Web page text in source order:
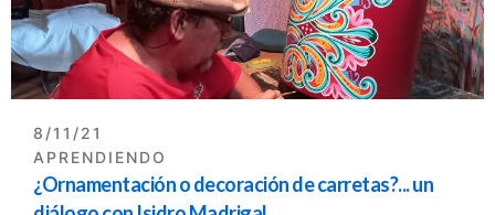
8/11/21
APRENDIENDO
¿Ornamentación o decoración de carretas?... un